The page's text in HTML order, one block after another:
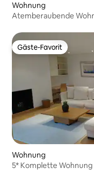
Wohnung
Atemberaubende
Gäste-Favorit
Gäste-Favorit
Wohnung
5* Komplette Wohnung